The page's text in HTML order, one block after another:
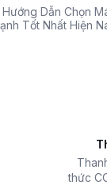
Hãng Giá Rẻ –
Ưu Đãi Chỉ Có Tại
Hướng Dẫn Chọn
Tốt Nhất Hiện
thức